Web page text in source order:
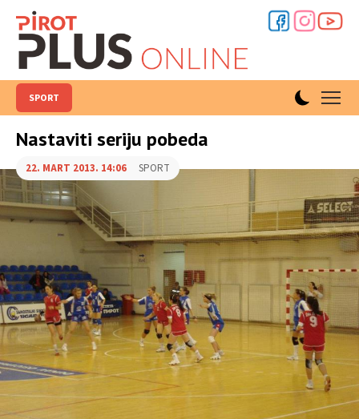
SPORT
Nastaviti seriju pobeda
22. MART 2013. 14:06 SPORT